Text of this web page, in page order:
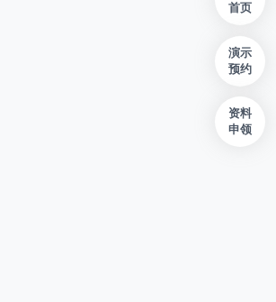
首页
演示
预约
资料
申领